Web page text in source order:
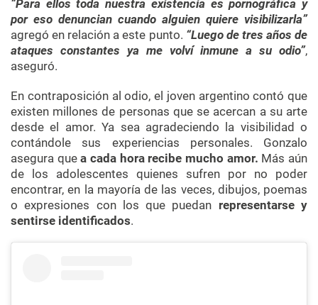
“Para ellos toda nuestra existencia es pornográfica y
por eso denuncian cuando alguien quiere visibilizarla”
agregó en relación a este punto. “Luego de tres años de
ataques constantes ya me volví inmune a su odio”,
aseguró.
En contraposición al odio, el joven argentino contó que
existen millones de personas que se acercan a su arte
desde el amor. Ya sea agradeciendo la visibilidad o
contándole sus experiencias personales. Gonzalo
asegura quea cada hora recibe mucho amor. Más aún
de los adolescentes quienes sufren por no poder
encontrar, en la mayoría de las veces, dibujos, poemas
o expresiones con los que puedan representarse y
sentirse identificados.